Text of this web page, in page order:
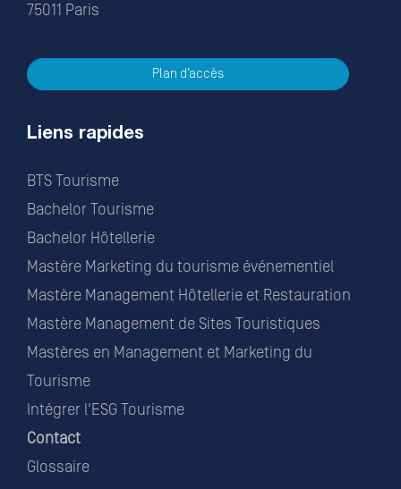
75011 Paris
Plan d’accès
Liens rapides
BTS Tourisme
Bachelor Tourisme
Bachelor Hôtellerie
Mastère Marketing du tourisme événementiel
Mastère Management Hôtellerie et Restauration
Mastère Management de Sites Touristiques
Mastères en Management et Marketing du
Tourisme
Intégrer l'ESG Tourisme
Contact
Glossaire